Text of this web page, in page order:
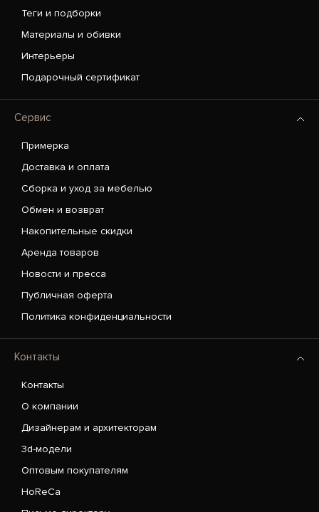
Теги и подборки
Материалы и обивки
Интерьеры
Подарочный сертификат
Сервис
Примерка
Доставка и оплата
Сборка и уход за мебелью
Обмен и возврат
Накопительные скидки
Аренда товаров
Новости и пресса
Публичная оферта
Политика конфиденциальности
Контакты
Контакты
О компании
Дизайнерам и архитекторам
3d-модели
Оптовым покупателям
HoReCa